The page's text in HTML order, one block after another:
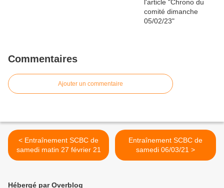
Commentaires
Ajouter un commentaire
< Entraînement SCBC de
samedi matin 27 février 21
Entraînement SCBC de
samedi 06/03/21 >
Hébergé par Overblog